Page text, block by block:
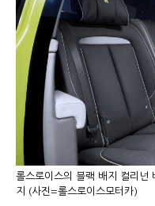
롤스로이스의 블랙 배지 컬리넌
지 (사진=롤스로이스모터카)